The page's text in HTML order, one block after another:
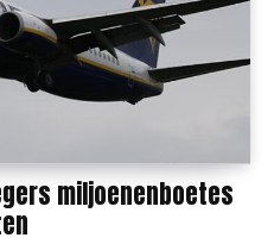
miljoenenboetes